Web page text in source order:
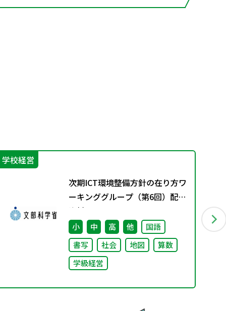
学校経営
次期ICT環境整備方針の在り方ワ
ーキンググループ（第6回）配布
資料
小 中 高 他
国語
書写
社会 地図
算数
学級経営